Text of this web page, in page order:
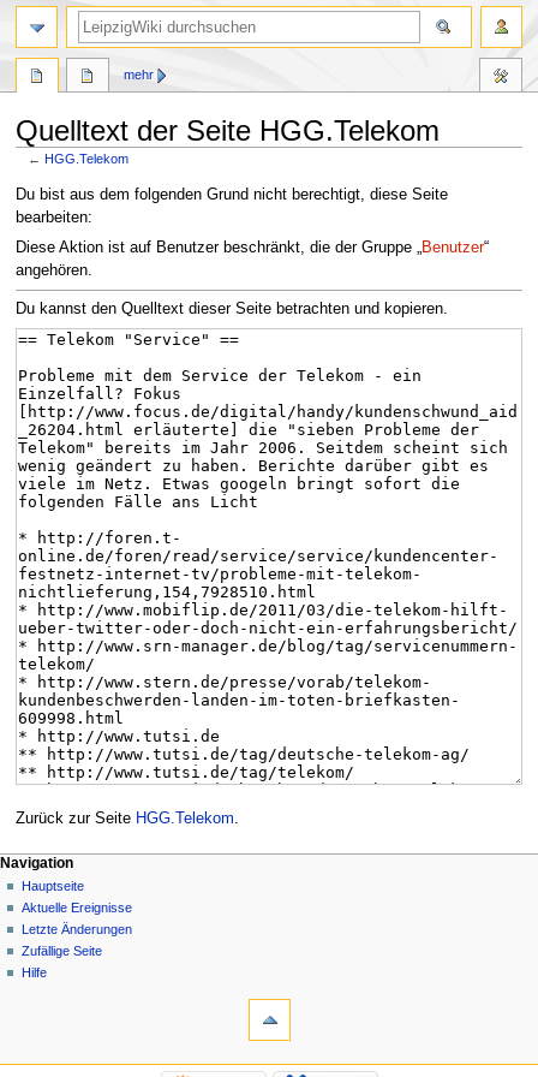
Quelltext der Seite HGG.Telekom
←HGG.Telekom
Zur
Navigation
springen
Zur
Suche
springen
Du bist aus dem folgenden Grund nicht berechtigt, diese Seite
bearbeiten:
Diese Aktion ist auf Benutzer beschränkt, die der Gruppe „Benutzer“
angehören.
Du kannst den Quelltext dieser Seite betrachten und kopieren.
Zurück zur Seite HGG.Telekom
mehr
Navigation
Hauptseite
Aktuelle Ereignisse
Letzte Änderungen
Zufällige Seite
Hilfe